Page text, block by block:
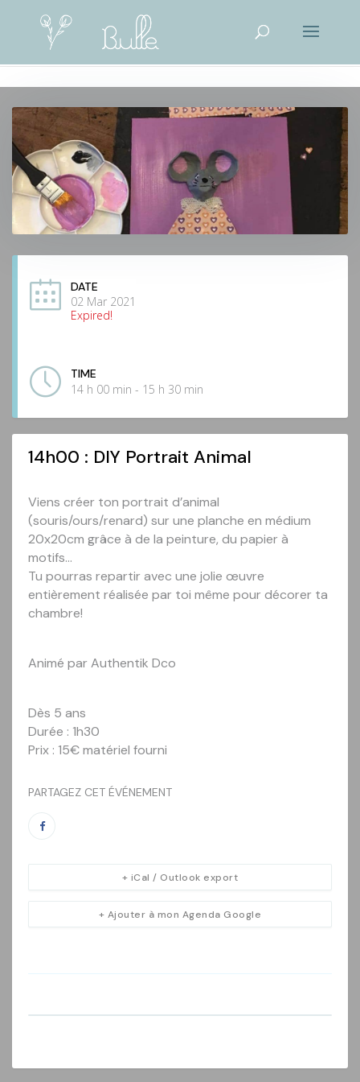
DATE
02 Mar 2021
Expired!
TIME
14 h 00 min - 15 h 30 min
14h00 : DIY Portrait Animal
Viens créer ton portrait d’animal
(souris/ours/renard) sur une planche en médium
20x20cm grâce à de la peinture, du papier à
motifs…
Tu pourras repartir avec une jolie œuvre
entièrement réalisée par toi même pour décorer ta
chambre!
Animé par Authentik Dco
Dès 5 ans
Durée : 1h30
Prix : 15€ matériel fourni
PARTAGEZ CET ÉVÉNEMENT
+ Ajouter à mon Agenda Google
+ iCal / Outlook export